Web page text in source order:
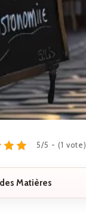
5/5 - (1 vote)
Matières